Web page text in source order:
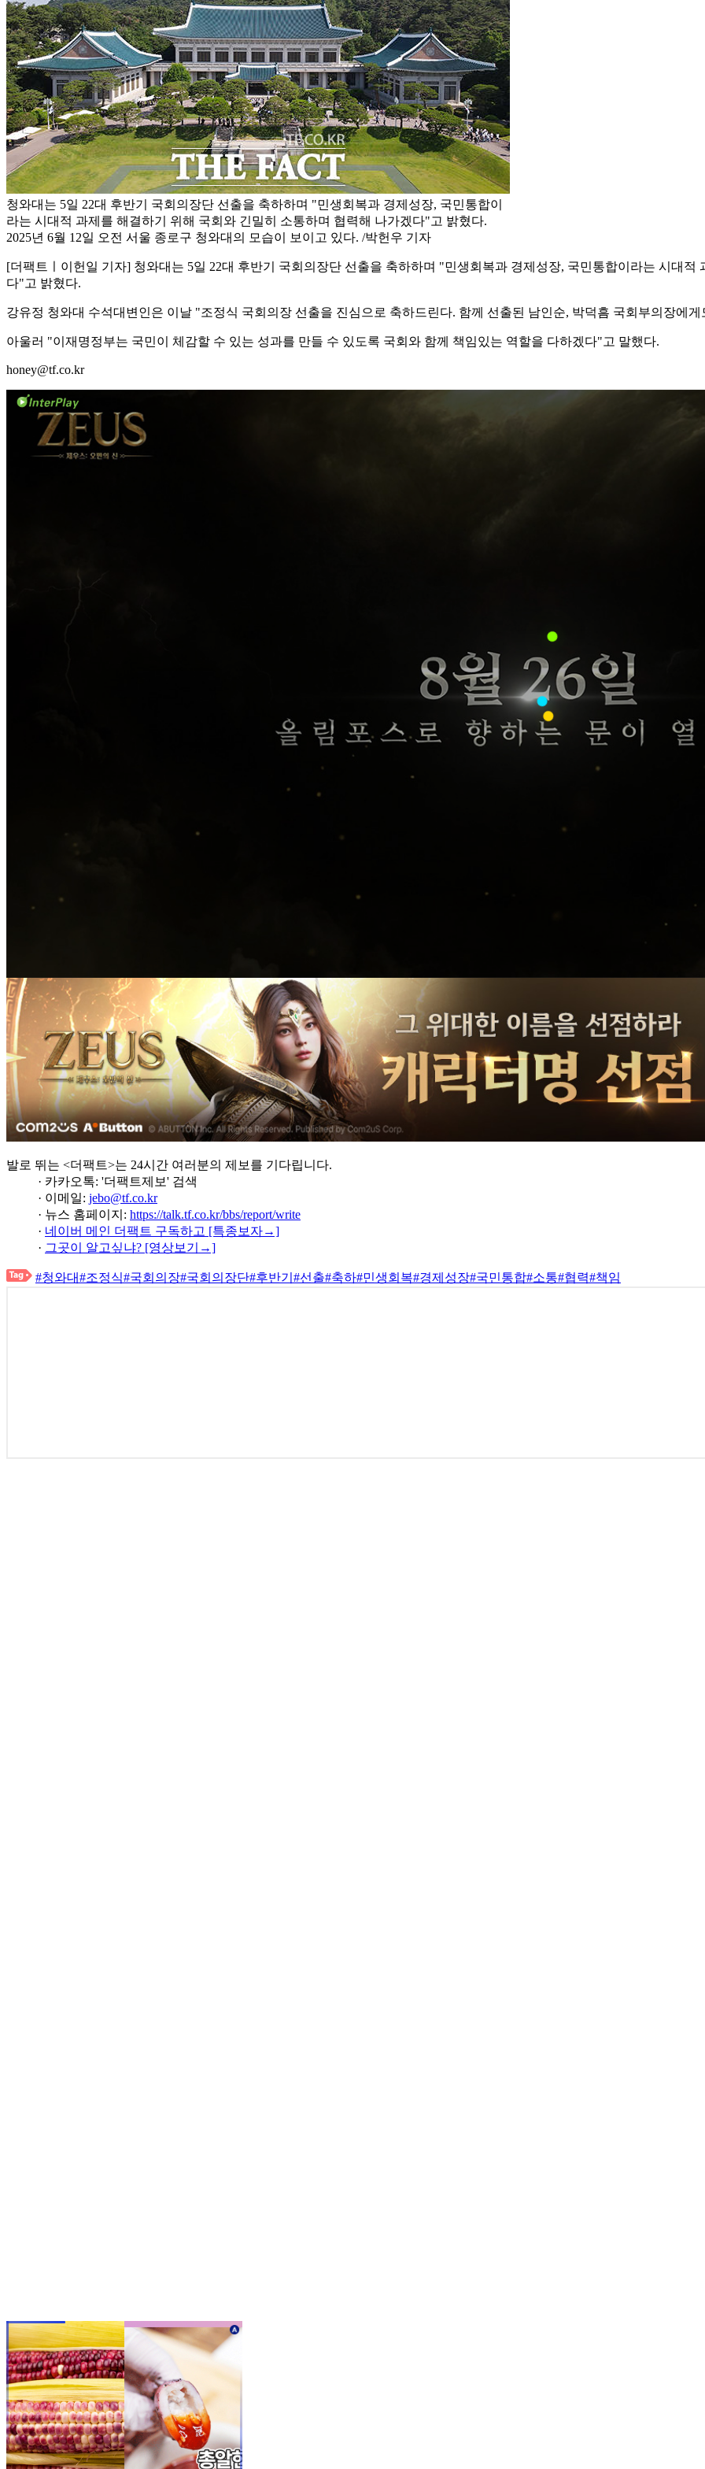
청와대는 5일 22대 후반기 국회의장단 선출을 축하하며 "민생회복과 경제성장, 국민통합이
라는 시대적 과제를 해결하기 위해 국회와 긴밀히 소통하며 협력해 나가겠다"고 밝혔다.
2025년 6월 12일 오전 서울 종로구 청와대의 모습이 보이고 있다. /박헌우 기자
[더팩트ㅣ이헌일 기자] 청와대는 5일 22대 후반기 국회의장단 선출을 축하하며 "민생회복과 경제성장, 국민통합이라는 시대
다"고 밝혔다.
강유정 청와대 수석대변인은 이날 "조정식 국회의장 선출을 진심으로 축하드린다. 함께 선출된 남인순, 박덕흠 국회부의장에
아울러 "이재명정부는 국민이 체감할 수 있는 성과를 만들 수 있도록 국회와 함께 책임있는 역할을 다하겠다"고 말했다.
honey@tf.co.kr
발로 뛰는 <더팩트>는 24시간 여러분의 제보를 기다립니다.
· 카카오톡: '더팩트제보' 검색
· 이메일: jebo@tf.co.kr
· 뉴스 홈페이지: https://talk.tf.co.kr/bbs/report/write
· 네이버 메인 더팩트 구독하고 [특종보자→]
· 그곳이 알고싶냐? [영상보기→]
#청와대#조정식#국회의장#국회의장단#후반기 #선출#축하#민생회복#경제성장#국민통합#소통#협력#책임